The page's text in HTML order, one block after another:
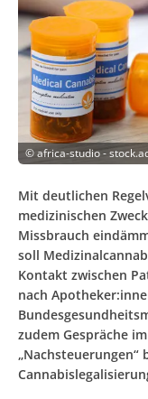
©africa-studio -
Mit deutlichen
medizinischen
Missbrauch
soll
Kontakt zwischen
nach
zudem Gespräche
„Nachsteuerungen“